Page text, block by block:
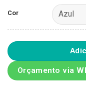
Cor
Orçamento via